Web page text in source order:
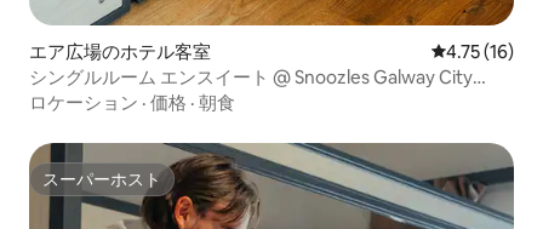
エア広場のホテル客室 レビュー16
4.75 (16)
シングルルーム エンスイート @ Snoozles Galway City
Centre
ロケーション · 価格 · 朝食
スーパーホスト
スーパーホスト